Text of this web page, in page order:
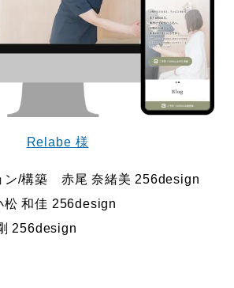
Relabe 様
ン/構築 赤尾 奈緒美 256design
和佳 256design
256design
メンタルに来る～！想定してたより利
益が残らない仕事になってしまって
た…
2026.07.29